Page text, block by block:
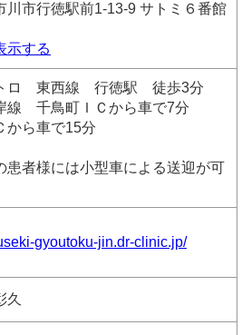
川市行徳駅前1-13-9 サトミ６番館
示する
ロ 東西線 行徳駅 徒歩3分
千鳥町ＩＣから車で7分
から車で15分
患者様には小型車による送迎が可
gyoutoku-jin.dr-clinic.jp/